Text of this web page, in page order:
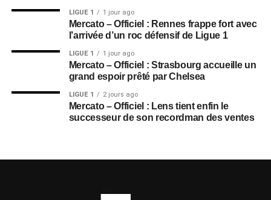
LIGUE 1 1 jour ago
Mercato – Officiel : Rennes frappe fort avec
l’arrivée d’un roc défensif de Ligue 1
LIGUE 1 1 jour ago
Mercato – Officiel : Strasbourg accueille un
grand espoir prêté par Chelsea
LIGUE 1 2 jours ago
Mercato – Officiel : Lens tient enfin le
successeur de son recordman des ventes